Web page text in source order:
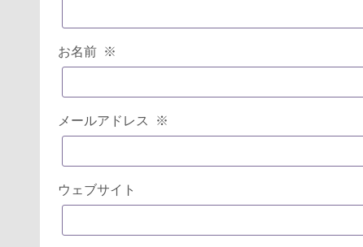
お名前 ※
メールアドレス ※
ウェブサイト